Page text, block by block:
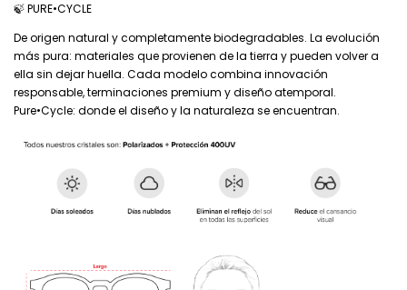
🍃 PURE•CYCLE
De origen natural y completamente biodegradables. La evolución
más pura: materiales que provienen de la tierra y pueden volver a
ella sin dejar huella. Cada modelo combina innovación
responsable, terminaciones premium y diseño atemporal.
Pure•Cycle: donde el diseño y la naturaleza se encuentran.